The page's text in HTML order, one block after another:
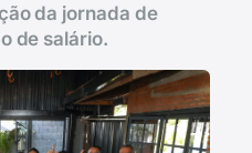
da jornada de
de salário.